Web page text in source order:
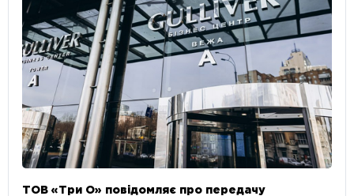
ТОВ «Три О» повідомляє про передачу